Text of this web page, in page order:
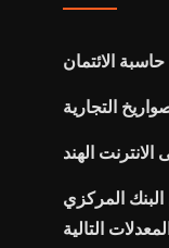
الائتمان
التجارية
الهند
المركزي
التالية